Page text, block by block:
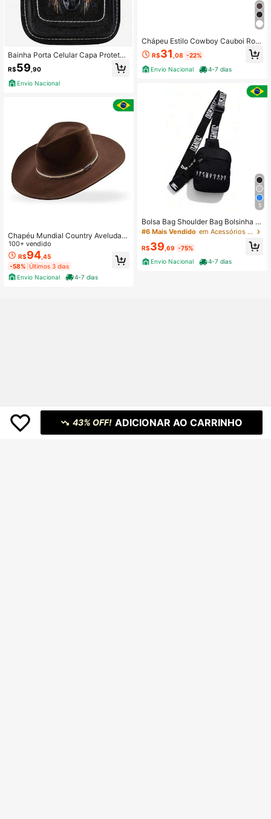
Bainha Porta Celular Capa Protetor
a em Couro Legítimo Com Desenho
Country Capinha Desenhada Artes
anal Forrada Tecido Com Passador
de Cinto
R$59,90
Envio Nacional
Chapéu Mundial Country Aveludad
o Embaixador Unisex
100+ vendido
R$94,45
-58% Últimos 3 dias
Envio Nacional
4-7 dias
Chápeu Estilo Cowboy Cauboi Rod
eio Confortável Moda Moderna Cou
ntry Americano Modelo Clássico Ad
ulto
R$31 ,08 -22%
Envio Nacional
4-7 dias
5
Bolsa Bag Shoulder Bag Bolsinha P
orta Celular Organizadora de acess
#6 Mais Vendido em Acessórios para bolsas masculinas
R$39 ,69 -75%
Envio Nacional
4-7 dias
43% OFF! ADICIONAR AO CARRINHO